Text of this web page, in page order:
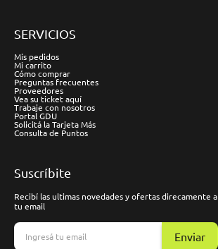
SERVICIOS
Mis pedidos
Mi carrito
Cómo comprar
Preguntas frecuentes
Proveedores
Vea su ticket aquí
Trabaje con nosotros
Portal GDU
Solicitá la Tarjeta Más
Consulta de Puntos
Suscríbite
Recibí las ultimas novedades y ofertas direcamente a
tu email
Enviar